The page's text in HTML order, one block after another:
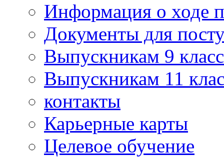
Информация о ходе
Документы для
Выпускникам 9
Выпускникам 11
контакты
Карьерные карты
Целевое обучение